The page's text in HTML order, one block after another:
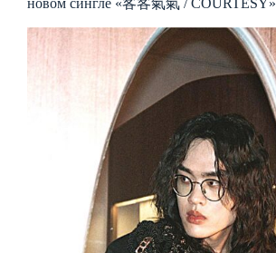
новом сингле «客客氣氣 / COURTESY»